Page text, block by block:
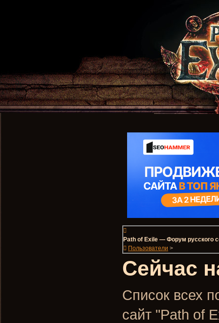
Path of Exile — Форум русского
Пользователи >
Сейчас
Список всех
сайт "Path of